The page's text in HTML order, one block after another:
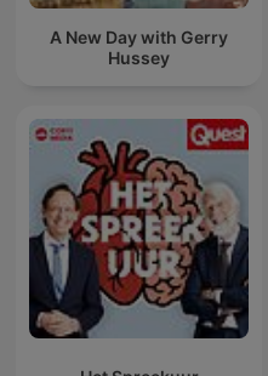
A New Day with Gerry
Hussey